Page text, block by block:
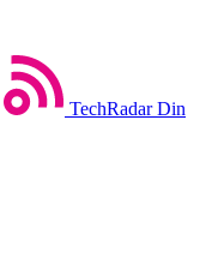
TechRadar Din